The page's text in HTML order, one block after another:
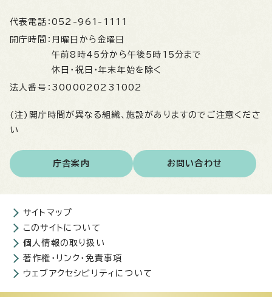
代表電話： 052-961-1111
開庁時間： 月曜日から金曜日
午前8時45分から午後5時15分まで
休日・祝日・年末年始を除く
法人番号： 3000020231002
(注)開庁時間が異なる組織、施設がありますのでご注意くださ
い
庁舎案内 お問い合わせ
サイトマップ
このサイトについて
個人情報の取り扱い
著作権・リンク・免責事項
ウェブアクセシビリティについて